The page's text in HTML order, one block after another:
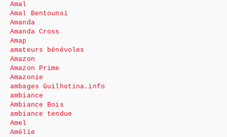
Amal
Amal Bentounsi
Amanda
Amanda Cross
Amap
amateurs bénévoles
Amazon
Amazon Prime
Amazonie
ambages Guilhotina.info
ambiance
Ambiance Bois
ambiance tendue
Amel
Amélie